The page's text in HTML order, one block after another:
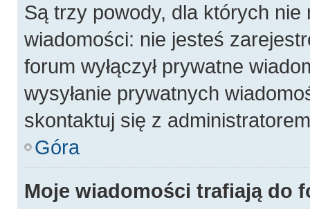
Są trzy powody, dla których nie
wiadomości: nie jesteś
forum wyłączył prywatne
wysyłanie prywatnych
skontaktuj się z
Góra
Moje wiadomości trafiają do